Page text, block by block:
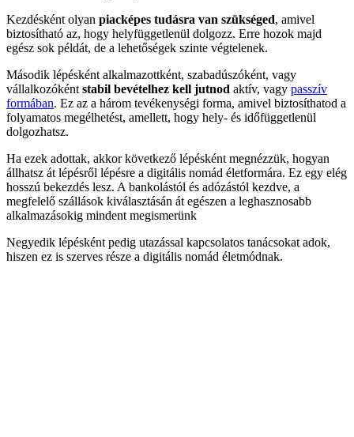
Kezdésként olyan piacképes tudásra van szükséged, amivel
biztosítható az, hogy helyfüggetlenül dolgozz. Erre hozok majd
egész sok példát, de a lehetőségek szinte végtelenek.
Második lépésként alkalmazottként, szabadúszóként, vagy
vállalkozóként stabil bevételhez kell jutnod aktív, vagy passzív
formában. Ez az a három tevékenységi forma, amivel biztosíthatod a
folyamatos megélhetést, amellett, hogy hely- és időfüggetlenül
dolgozhatsz.
Ha ezek adottak, akkor következő lépésként megnézzük, hogyan
állhatsz át lépésről lépésre a digitális nomád életformára. Ez egy elég
hosszú bekezdés lesz. A bankolástól és adózástól kezdve, a
megfelelő szállások kiválasztásán át egészen a leghasznosabb
alkalmazásokig mindent megismerünk
Negyedik lépésként pedig utazással kapcsolatos tanácsokat adok,
hiszen ez is szerves része a digitális nomád életmódnak.